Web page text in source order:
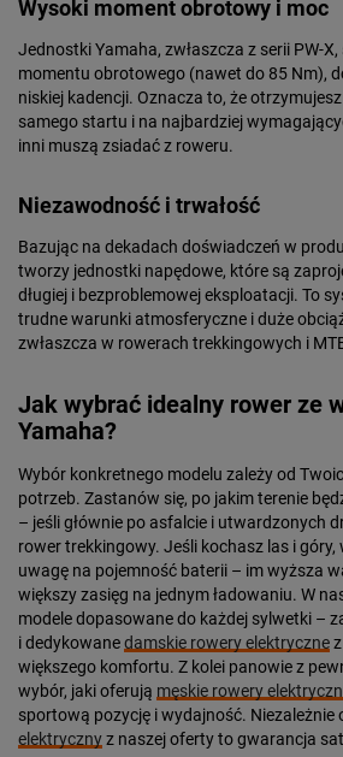
Wysoki moment obrotowy i moc
Jednostki Yamaha, zwłaszcza z serii PW-
momentu obrotowego (nawet do 85 Nm),
niskiej kadencji. Oznacza to, że
samego startu i na najbardziej
inni muszą zsiadać z roweru.
Niezawodność i trwałość
Bazując na dekadach doświadczeń w
tworzy jednostki napędowe, które są
długiej i bezproblemowej eksploatacji. To
trudne warunki atmosferyczne i duże
zwłaszcza w rowerach trekkingowych i
Jak wybrać idealny rower ze
Yamaha?
Wybór konkretnego modelu zależy od
potrzeb. Zastanów się, po jakim terenie
– jeśli głównie po asfalcie i utwardzonych
rower trekkingowy. Jeśli kochasz las i góry,
uwagę na pojemność baterii – im wyższa
większy zasięg na jednym ładowaniu. W
modele dopasowane do każdej sylwetki –
i dedykowanedamskie rowery elektryczne
większego komfortu. Z kolei panowie z
wybór, jaki oferują męskie rowery
sportową pozycję i wydajność. Niezależnie
elektrycznyz naszej oferty to gwarancja